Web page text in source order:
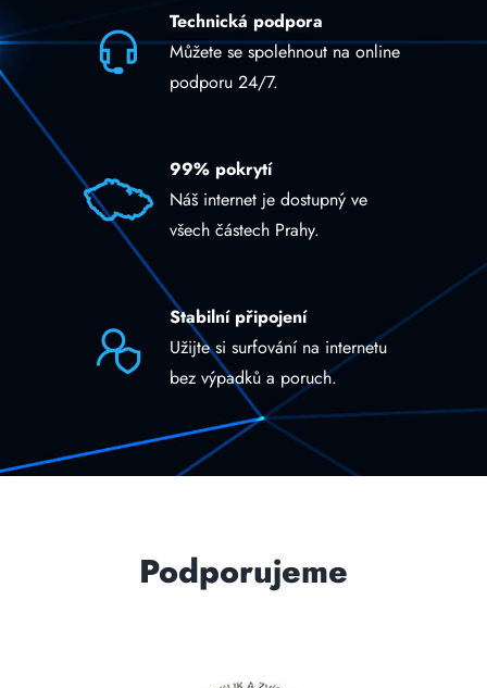
Technická podpora
Můžete se spolehnout na online
podporu 24/7.
99% pokrytí
Náš internet je dostupný ve
všech částech Prahy.
Stabilní připojení
Užijte si surfování na internetu
bez výpadků a poruch.
Podporujeme